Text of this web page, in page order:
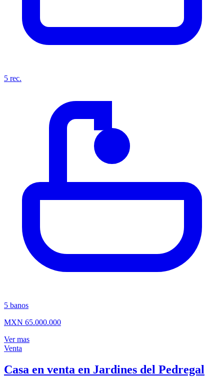
5 rec.
5 banos
MXN 65.000.000
Ver mas
Venta
Casa en venta en Jardines del Pedregal